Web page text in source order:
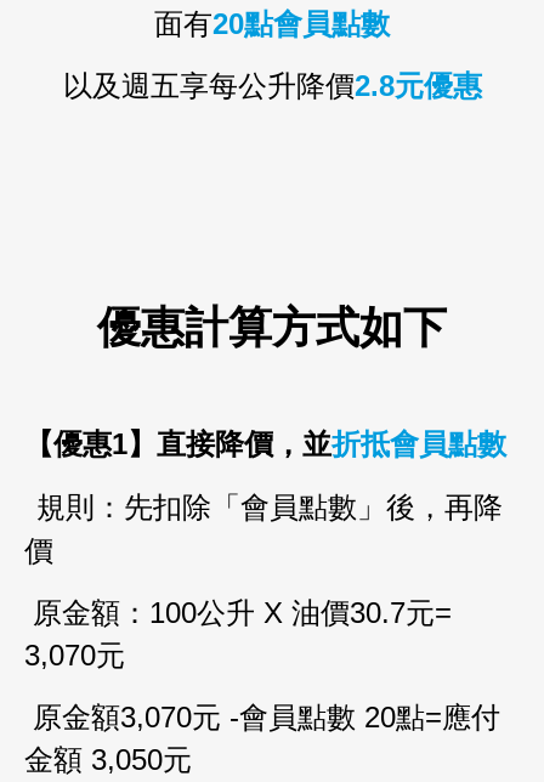
面有20點會員點數
以及週五享每公升降價2.8元優惠
優惠計算方式如下
【優惠1】直接降價，並折抵會員點數
規則：先扣除「會員點數」後，再降
價
原金額： 100公升 X 油價30.7元=
3,070元
原金額3,070元 -會員點數 20點=應付
金額 3,050元